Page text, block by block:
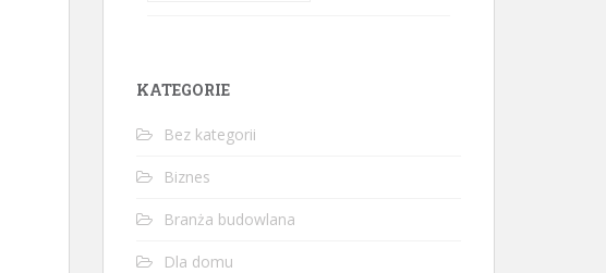
KATEGORIE
Bez kategorii
Biznes
Branża budowlana
Dla domu